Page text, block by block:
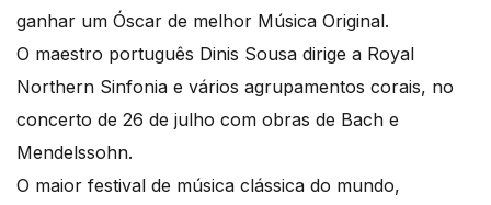
ganhar um Óscar de melhor Música Original.
O maestro português Dinis Sousa dirige a Royal
Northern Sinfonia e vários agrupamentos corais, no
concerto de 26 de julho com obras de Bach e
Mendelssohn.
O maior festival de música clássica do mundo,